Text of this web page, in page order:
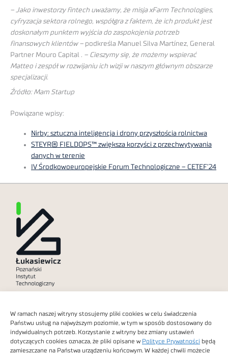
W ramach naszej witryny stosujemy pliki cookies w celu świadczenia
Państwu usług na najwyższym poziomie, w tym w sposób dostosowany do
indywidualnych potrzeb. Korzystanie z witryny bez zmiany ustawień
dotyczących cookies oznacza, że pliki opisane w Polityce Prywatności będą
zamieszczane na Państwa urządzeniu końcowym. W każdej chwili możecie
– Jako inwestorzy fintech uważamy, że misja xFarm Technologies,
cyfryzacja sektora rolnego, współgra z faktem, że ich produkt jest
doskonałym punktem wyjścia do zaspokojenia potrzeb
finansowych klientów – podkreśla Manuel Silva Martínez, General
Partner Mouro Capital . – Cieszymy się, że możemy wspierać
Matteo i zespół w rozwijaniu ich wizji w naszym głównym obszarze
specjalizacji.
Źródło: Mam Startup
Powiązane wpisy:
Nirby: sztuczna inteligencja i drony przyszłościa rolnictwa
STEYR® FIELDOPS™ zwiększa korzyści z przechwytywania
danych w terenie
IV Środkowoeuropejskie Forum Technologiczne – CETEF’24
Dostępność cyfrowa